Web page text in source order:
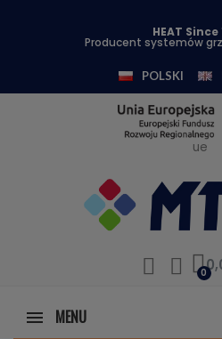
HEAT Since
Producent systemów
POLSKI
ue
MENU